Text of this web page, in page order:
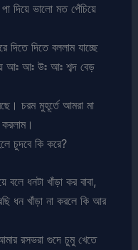
দিয়ে ভালো মত পেঁচিয়ে
দিতে দিতে বললাম যাচ্ছে
আঃ আঃ উঃ আঃ শব্দ বেড়
চরম মুহূর্তে আমরা মা
চুদবে কি করে?
বলে ধনটা খাঁড়া কর বাবা,
ধন খাঁড়া না করলে কি আর
রসভরা গুদে চুমু খেতে